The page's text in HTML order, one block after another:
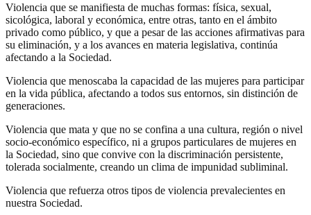
Violencia que se manifiesta de muchas formas: física, sexual,
sicológica, laboral y económica, entre otras, tanto en el ámbito
privado como público, y que a pesar de las acciones afirmativas para
su eliminación, y a los avances en materia legislativa, continúa
afectando a la Sociedad.
Violencia que menoscaba la capacidad de las mujeres para participar
en la vida pública, afectando a todos sus entornos, sin distinción de
generaciones.
Violencia que mata y que no se confina a una cultura, región o nivel
socio-económico específico, ni a grupos particulares de mujeres en
la Sociedad, sino que convive con la discriminación persistente,
tolerada socialmente, creando un clima de impunidad subliminal.
Violencia que refuerza otros tipos de violencia prevalecientes en
nuestra Sociedad.